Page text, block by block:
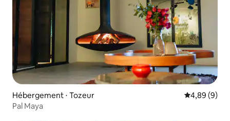
Hébergement ⋅ Tozeur Évaluation
4,89 (9)
Pal Maya